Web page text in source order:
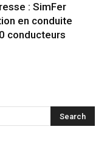
: SimFer
en conduite
conducteurs